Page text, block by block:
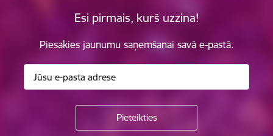
Esi pirmais, kurš uzzina!
Piesakies jaunumu saņemšanai savā e-pastā.